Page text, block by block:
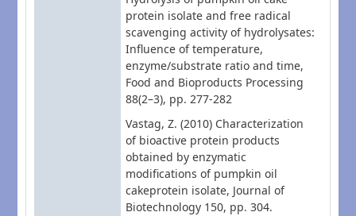
protein isolate and free radical
scavenging activity of hydrolysates:
Influence of temperature,
enzyme/substrate ratio and time,
Food and Bioproducts Processing
88(2–3), pp. 277-282
Vastag, Z. (2010) Characterization
of bioactive protein products
obtained by enzymatic
modifications of pumpkin oil
cakeprotein isolate, Journal of
Biotechnology 150, pp. 304.